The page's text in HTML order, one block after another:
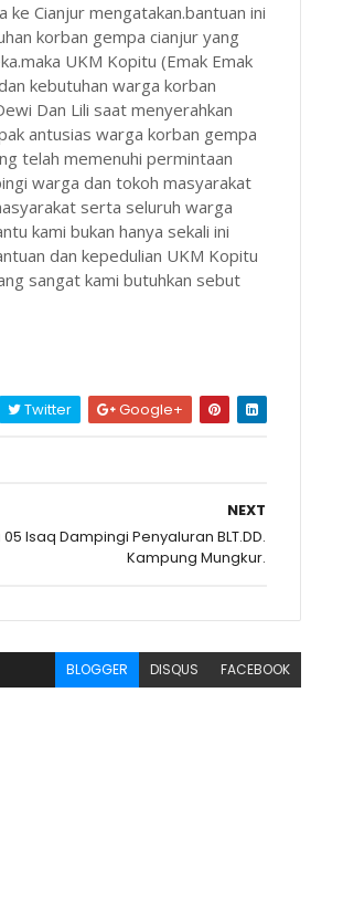
Cianjur mengatakan.bantuan ini
korban gempa cianjur yang
UKM Kopitu (Emak Emak
kebutuhan warga korban
Dan Lili saat menyerahkan
antusias warga korban gempa
telah memenuhi permintaan
warga dan tokoh masyarakat
serta seluruh warga
kami bukan hanya sekali ini
dan kepedulian UKM Kopitu
sangat kami butuhkan sebut
Twitter Google+
NEXT
Isaq Dampingi Penyaluran BLT.DD.
Kampung Mungkur.
BLOGGER DISQUS FACEBOOK